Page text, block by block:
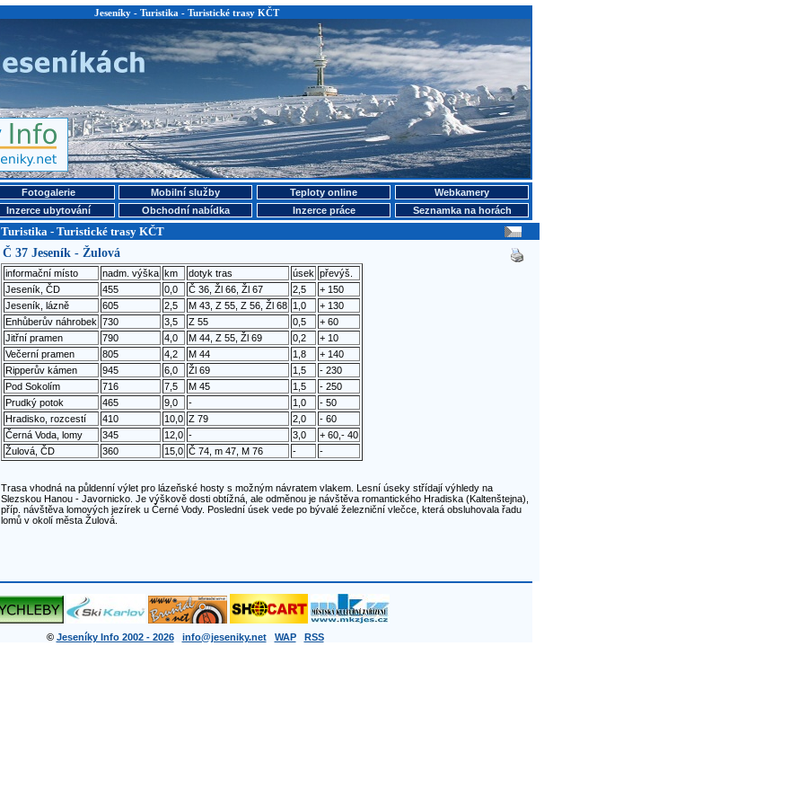
Jeseníky - Turistika - Turistické trasy KČT
Fotogalerie Mobilní služby Teploty online
Webkamery
Inzerce ubytování Obchodní nabídka Inzerce práce
Seznamka na horách
Turistika - Turistické trasy KČT
Č 37 Jeseník - Žulová
informační místo nadm. výška km dotyk tras úsek převýš.
Jeseník, ČD
455 0,0 Č 36, Žl 66, Žl 67 2,5
+ 150
Jeseník, lázně
605 2,5 M 43, Z 55, Z 56, Žl 68 1,0
+ 130
Enhůberův náhrobek 730 3,5 Z 55 0,5
+ 60
Jitřní pramen
790 4,0 M 44, Z 55, Žl 69 0,2
+ 10
Večerní pramen
805 4,2 M 44 1,8
+ 140
Ripperův kámen
945 6,0 Žl 69 1,5
- 230
Pod Sokolím
716 7,5 M 45 1,5
- 250
Prudký potok
465 9,0 - 1,0
- 50
Hradisko, rozcestí
410 10,0 Z 79 2,0
- 60
Černá Voda, lomy
345 12,0 - 3,0
+ 60,- 40
Žulová, ČD
360 15,0 Č 74, m 47, M 76 - -
Trasa vhodná na půldenní výlet pro lázeňské hosty s možným návratem vlakem. Lesní úseky střídají výhledy na
Slezskou Hanou - Javornicko. Je výškově dosti obtížná, ale odměnou je návštěva romantického Hradiska (Kaltenštejna),
příp. návštěva lomových jezírek u Černé Vody. Poslední úsek vede po bývalé železniční vlečce, která obsluhovala řadu
lomů v okolí města Žulová.
© Jeseníky Info 2002 - 2026 info@jeseniky.net WAP RSS